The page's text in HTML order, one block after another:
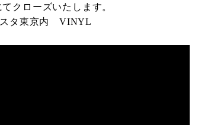
クローズいたします。
スタ東京内 VINYL